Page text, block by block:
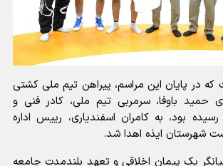
در پایان این مراسم، پیراهن تیم ملی کشتی
حمید باوفا، سرمربی تیم ملی، کادر فنی و
بود، به کامران اسفندیاری، رییس اداره
ایذه اهدا شد.
یک پیمان اخلاقی و تعهد بلندمدت جامعه